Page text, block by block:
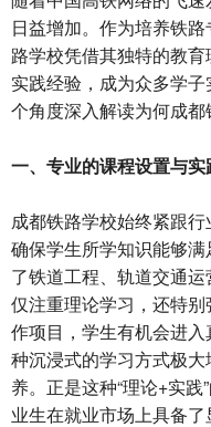
日益增加。作为培养铁
路学校凭借其独特的教
实践经验，成为众多学
个角度深入解读为何成都
一、专业的课程设置与实
成都铁路学校始终紧跟
确保学生所学知识能够
了铁道工程、轨道交通
仅注重理论学习，还特
作项目，学生有机会进
种沉浸式的学习方式极
养。正是这种“理论+实
业生在就业市场上具备了